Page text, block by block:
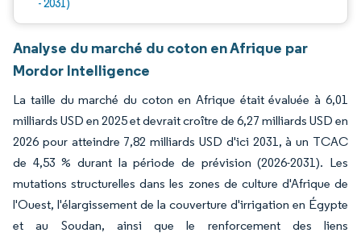
- 2031)
Analyse du marché du coton en Afrique par
Mordor Intelligence
La taille du marché du coton en Afrique était évaluée à 6,01
milliards USD en 2025 et devrait croître de 6,27 milliards USD en
2026 pour atteindre 7,82 milliards USD d'ici 2031, à un TCAC
de 4,53 % durant la période de prévision (2026-2031). Les
mutations structurelles dans les zones de culture d'Afrique de
l'Ouest, l'élargissement de la couverture d'irrigation en Égypte
et au Soudan, ainsi que le renforcement des liens